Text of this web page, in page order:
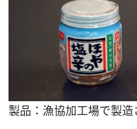
製品：漁協加工場で製造